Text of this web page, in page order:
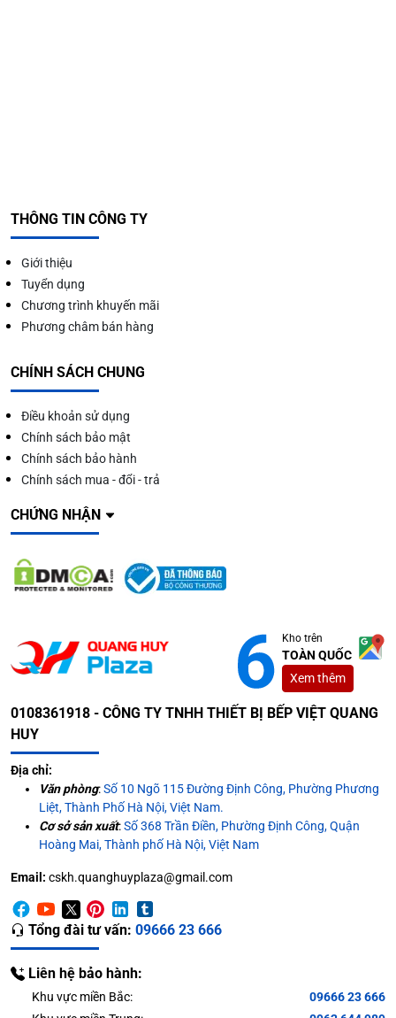
THÔNG TIN CÔNG TY
Giới thiệu
Tuyển dụng
Chương trình khuyến mãi
Phương châm bán hàng
CHÍNH SÁCH CHUNG
Điều khoản sử dụng
Chính sách bảo mật
Chính sách bảo hành
Chính sách mua - đổi - trả
CHỨNG NHẬN
Kho trên
TOÀN QUỐC
Xem thêm
0108361918 - CÔNG TY TNHH THIẾT BỊ BẾP VIỆT QUANG
HUY
Địa chỉ:
Văn phòng:Số 10 Ngõ 115 Đường Định Công, Phường Phương
Liệt, Thành Phố Hà Nội, Việt Nam.
Cơ sở sản xuất:Số 368 Trần Điền, Phường Định Công, Quận
Hoàng Mai, Thành phố Hà Nội, Việt Nam
Email: cskh.quanghuyplaza@gmail.com
Tổng đài tư vấn: 09666 23 666
Liên hệ bảo hành:
Khu vực miền Bắc:
09666 23 666